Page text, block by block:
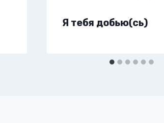
Я тебя добью(сь)